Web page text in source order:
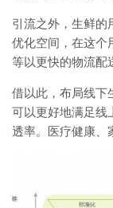
引流之外，生鲜的
优化空间，在这个
等以更快的物流配
借以此，布局线下
可以更好地满足线
透率。医疗健康、